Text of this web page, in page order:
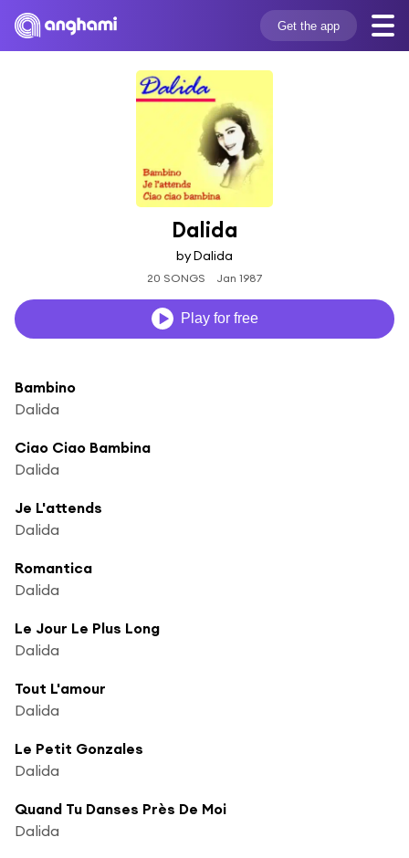
Get the app
Dalida
by Dalida
20 SONGS Jan 1987
Play for free
Bambino
Dalida
Ciao Ciao Bambina
Dalida
Je L'attends
Dalida
Romantica
Dalida
Le Jour Le Plus Long
Dalida
Tout L'amour
Dalida
Le Petit Gonzales
Dalida
Quand Tu Danses Près De Moi
Dalida